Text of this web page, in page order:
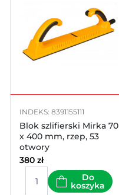
INDEKS: 8391155111
Blok szlifierski Mirka 70
x 400 mm, rzep, 53
otwory
380 zł
Do
koszyka